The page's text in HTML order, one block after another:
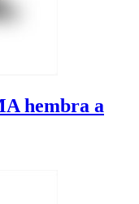
hembra a